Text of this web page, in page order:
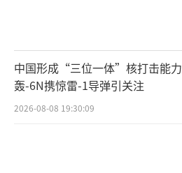
中国形成“三位一体”核打击能力
轰-6N携惊雷-1导弹引关注
2026-08-08 19:30:09